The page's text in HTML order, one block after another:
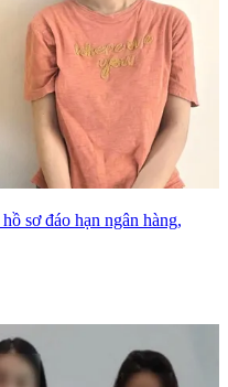
sơ đáo hạn ngân hàng,